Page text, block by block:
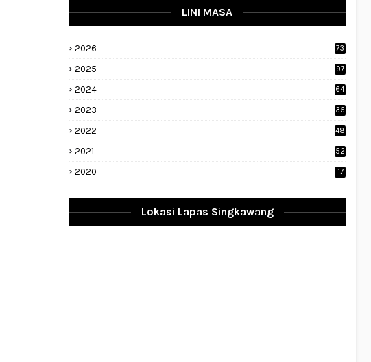
LINI MASA
2026 73
2025 97
2024 64
2023
35
2022
48
2021 52
2020 17
Lokasi Lapas Singkawang